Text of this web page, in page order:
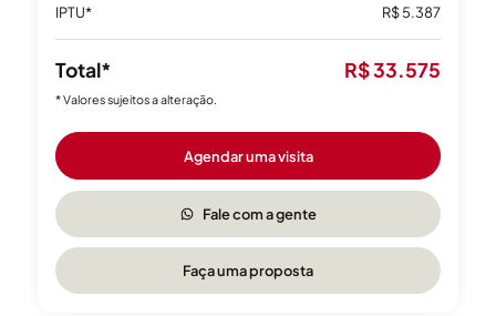
IPTU*
R$ 5.387
Total* R$ 33.575
* Valores sujeitos a alteração.
Agendar uma visita
Fale com a gente
Faça uma proposta